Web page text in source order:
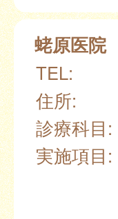
蛯原医院
TEL:
住所:
診療科目:
実施項目: